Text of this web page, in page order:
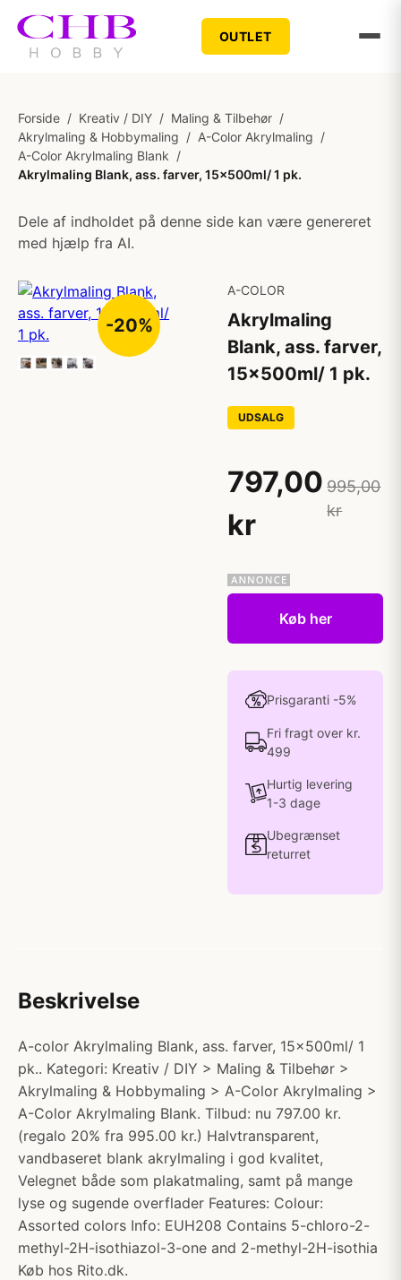
OUTLET
Forside / Kreativ / DIY / Maling & Tilbehør /
Akrylmaling & Hobbymaling / A-Color Akrylmaling /
A-Color Akrylmaling Blank /
Akrylmaling Blank, ass. farver, 15x500ml/ 1 pk.
Dele af indholdet på denne side kan være genereret
med hjælp fra AI.
-20%
A-COLOR
Akrylmaling
Blank, ass. farver,
15x500ml/ 1 pk.
UDSALG
797,00
kr
995,00
kr
Køb her
Prisgaranti -5%
Fri fragt over kr.
499
Hurtig levering
1-3 dage
Ubegrænset
returret
Beskrivelse
A-color Akrylmaling Blank, ass. farver, 15x500ml/ 1
pk.. Kategori: Kreativ / DIY > Maling & Tilbehør >
Akrylmaling & Hobbymaling > A-Color Akrylmaling >
A-Color Akrylmaling Blank. Tilbud: nu 797.00 kr.
(regalo 20% fra 995.00 kr.) Halvtransparent,
vandbaseret blank akrylmaling i god kvalitet,
Velegnet både som plakatmaling, samt på mange
lyse og sugende overflader Features: Colour:
Assorted colors Info: EUH208 Contains 5-chloro-2-
methyl-2H-isothiazol-3-one and 2-methyl-2H-isothia
Køb hos Rito.dk.